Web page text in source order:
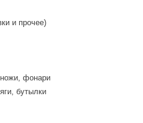
и прочее)
фонари
бутылки